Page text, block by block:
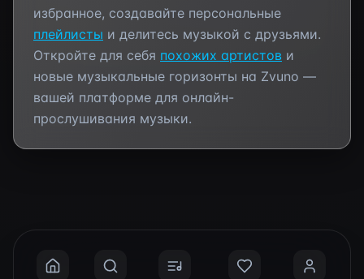
избранное, создавайте персональные
плейлисты и делитесь музыкой с друзьями.
Откройте для себя похожих артистов и
новые музыкальные горизонты на Zvuno —
вашей платформе для онлайн-
прослушивания музыки.